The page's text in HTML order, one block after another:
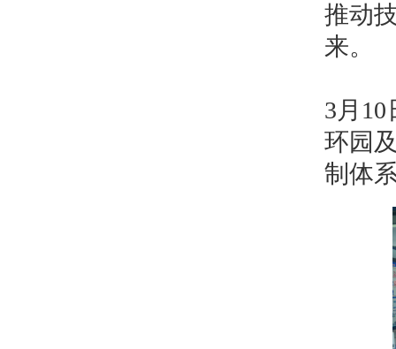
推动
来。
3月
环园
制体